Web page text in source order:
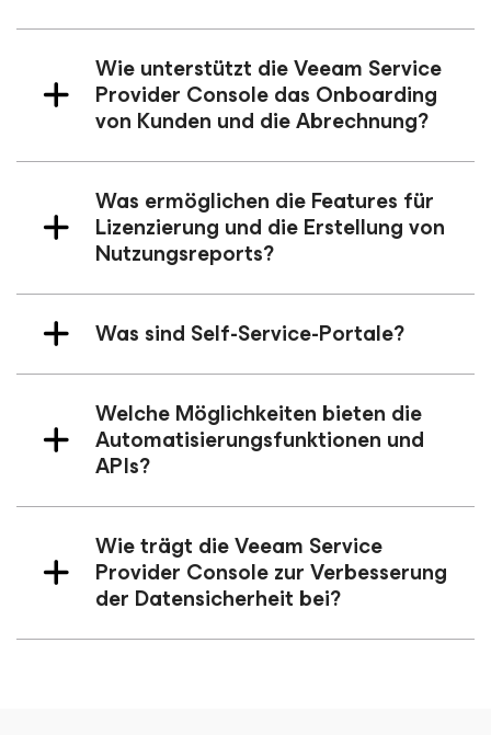
Wie unterstützt die Veeam Service
Provider Console das Onboarding
von Kunden und die Abrechnung?
Was ermöglichen die Features für
Lizenzierung und die Erstellung von
Nutzungsreports?
Was sind Self-Service-Portale?
Welche Möglichkeiten bieten die
Automatisierungsfunktionen und
APIs?
Wie trägt die Veeam Service
Provider Console zur Verbesserung
der Datensicherheit bei?